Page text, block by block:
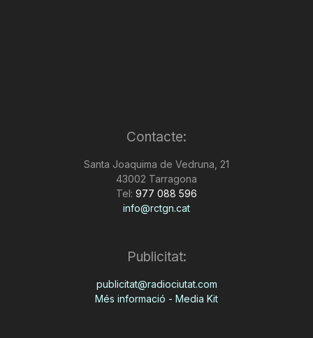
Contacte:
Santa Joaquima de Vedruna, 21
43002 Tarragona
Tel: 977 088 596
info@rctgn.cat
Publicitat:
publicitat@radiociutat.com
Més informació - Media Kit